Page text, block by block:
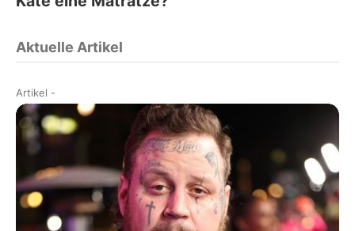
Aktuelle Artikel
Artikel -